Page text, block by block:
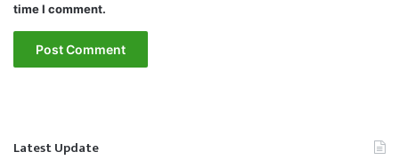
time I comment.
Latest Update